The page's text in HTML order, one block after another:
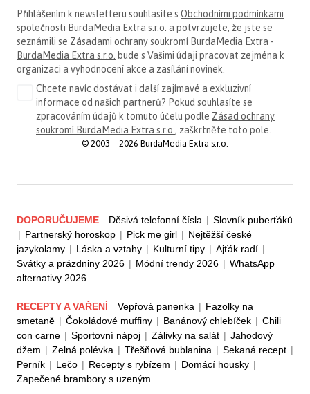
Přihlášením k newsletteru souhlasíte s Obchodními podmínkami
společnosti BurdaMedia Extra s.r.o. a potvrzujete, že jste se
seznámili se Zásadami ochrany soukromí BurdaMedia Extra -
BurdaMedia Extra s.r.o. bude s Vašimi údaji pracovat zejména k
organizaci a vyhodnocení akce a zasílání novinek.
Chcete navíc dostávat i další zajímavé a exkluzivní
informace od našich partnerů? Pokud souhlasíte se
zpracováním údajů k tomuto účelu podle Zásad ochrany
soukromí BurdaMedia Extra s.r.o. , zaškrtněte toto pole.
© 2003—2026 BurdaMedia Extra s.r.o.
DOPORUČUJEME Děsivá telefonní čísla | Slovník puberťáků
| Partnerský horoskop | Pick me girl | Nejtěžší české
jazykolamy | Láska a vztahy | Kulturní tipy | Ajťák radí |
Svátky a prázdniny 2026 | Módní trendy 2026 | WhatsApp
alternativy 2026
RECEPTY A VAŘENÍ Vepřová panenka | Fazolky na
smetaně | Čokoládové muffiny | Banánový chlebíček | Chili
con carne | Sportovní nápoj | Zálivky na salát | Jahodový
džem | Zelná polévka | Třešňová bublanina | Sekaná recept |
Perník | Lečo | Recepty s rybízem | Domácí housky |
Zapečené brambory s uzeným